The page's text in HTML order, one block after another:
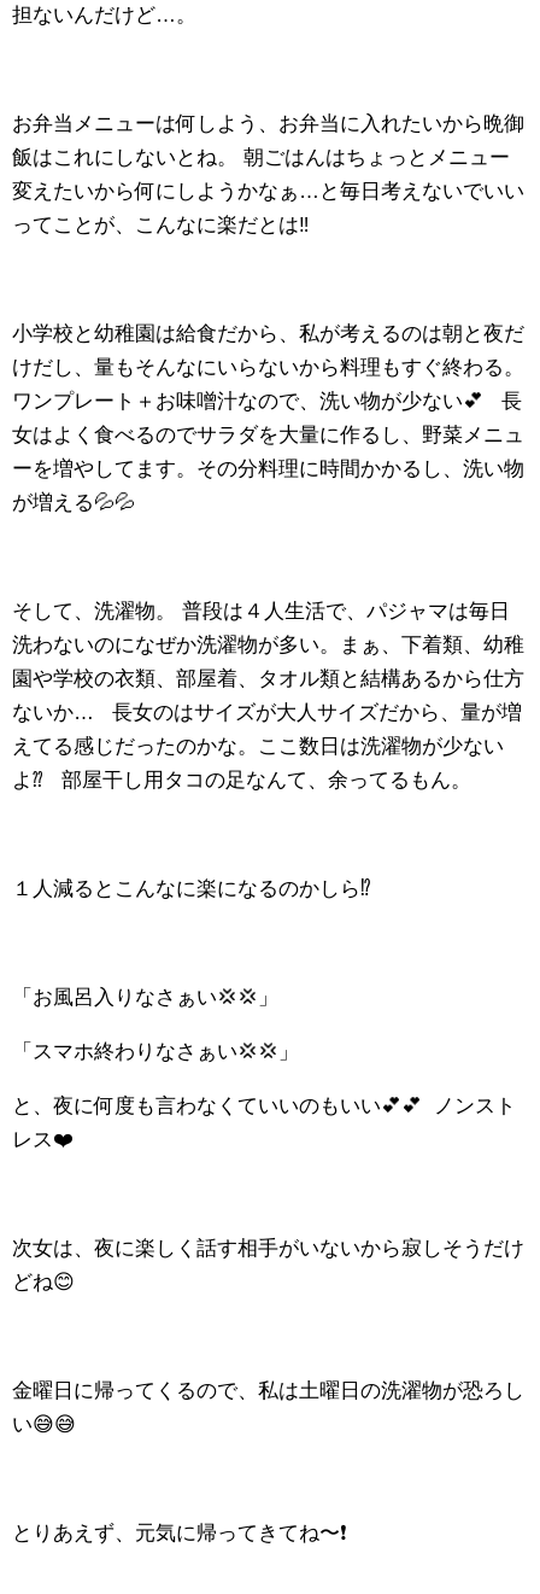
担ないんだけど…。
お弁当メニューは何しよう、お弁当に入れたいから晩御
飯はこれにしないとね。 朝ごはんはちょっとメニュー
変えたいから何にしようかなぁ…と毎日考えないでいい
ってことが、こんなに楽だとは‼️
小学校と幼稚園は給食だから、私が考えるのは朝と夜だ
けだし、量もそんなにいらないから料理もすぐ終わる。
ワンプレート＋お味噌汁なので、洗い物が少ない💕 長
女はよく食べるのでサラダを大量に作るし、野菜メニュ
ーを増やしてます。その分料理に時間かかるし、洗い物
が増える💦💦
そして、洗濯物。 普段は４人生活で、パジャマは毎日
洗わないのになぜか洗濯物が多い。まぁ、下着類、幼稚
園や学校の衣類、部屋着、タオル類と結構あるから仕方
ないか… 長女のはサイズが大人サイズだから、量が増
えてる感じだったのかな。ここ数日は洗濯物が少ない
よ⁇ 部屋干し用タコの足なんて、余ってるもん。
１人減るとこんなに楽になるのかしら⁉️
「お風呂入りなさぁい💢💢」
「スマホ終わりなさぁい💢💢」
と、夜に何度も言わなくていいのもいい💕💕 ノンスト
レス❤️
次女は、夜に楽しく話す相手がいないから寂しそうだけ
どね😊
金曜日に帰ってくるので、私は土曜日の洗濯物が恐ろし
い😅😅
とりあえず、元気に帰ってきてね〜❗️